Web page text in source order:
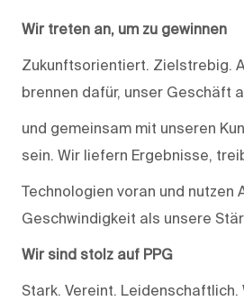
Wir treten an, um zu gewinnen
Zukunftsorientiert. Zielstrebig.
brennen dafür, unser Geschäft
und gemeinsam mit unseren
sein. Wir liefern Ergebnisse,
Technologien voran und nutzen
Geschwindigkeit als unsere
Wir sind stolz auf PPG
Stark. Vereint. Leidenschaftlich.